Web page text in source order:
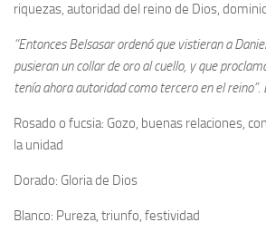
riquezas, autoridad del reino de Dios,
“Entonces Belsasar ordenó que vistieran a
pusieran un collar de oro al cuello, y que
tenía ahora autoridad como tercero en el reino”.
Rosado o fucsia: Gozo, buenas relaciones,
la unidad
Dorado: Gloria de Dios
Blanco: Pureza, triunfo, festividad